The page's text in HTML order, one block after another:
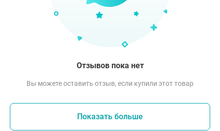
Отзывов пока нет
Вы можете оставить отзыв, если купили этот товар
Показать больше